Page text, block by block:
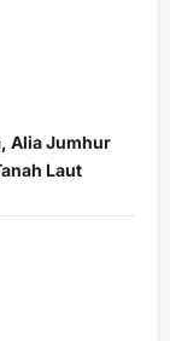
Alia Jumhur
Laut